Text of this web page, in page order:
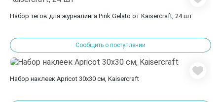
Набор тегов для журналинга Pink Gelato от Kaisercraft, 24 шт
Сообщить о поступлении
Набор наклеек Apricot 30х30 см, Kaisercraft